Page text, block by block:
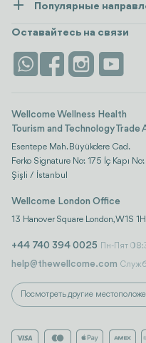
Безопасность
Контакты
Wellness
Размещение
Отзывы
Популярные
посмотреть все
Istanbul
Оставайтесь на связи
Wellcome Wellness Health
Tourism and Technology Trade
Esentepe Mah. Büyükdere Cad.
Ferko Signature No: 175 İç Kapı
Şişli / İstanbul
Wellcome London Office
13 Hanover Square London, W1S
+44 740 394 0025 Пн-Пят
help@thewellcome.com
Посмотреть другие